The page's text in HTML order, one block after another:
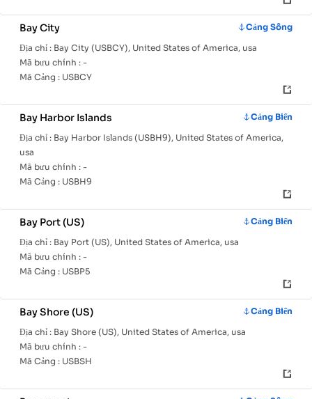
Bay City
Cảng Sông
Địa chỉ : Bay City (USBCY), United States of America, usa
Mã bưu chính : -
Mã Cảng : USBCY
Bay Harbor Islands
Cảng Biển
Địa chỉ : Bay Harbor Islands (USBH9), United States of America,
usa
Mã bưu chính : -
Mã Cảng : USBH9
Bay Port (US)
Cảng Biển
Địa chỉ : Bay Port (US), United States of America, usa
Mã bưu chính : -
Mã Cảng : USBP5
Bay Shore (US)
Cảng Biển
Địa chỉ : Bay Shore (US), United States of America, usa
Mã bưu chính : -
Mã Cảng : USBSH